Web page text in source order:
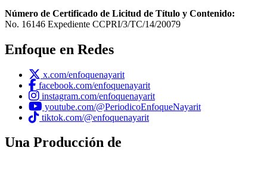
Número de Certificado de Licitud de Título y Contenido:
No. 16146 Expediente CCPRI/3/TC/14/20079
Enfoque en Redes
x.com/enfoquenayarit
facebook.com/enfoquenayarit
instagram.com/enfoquenayarit
youtube.com/@PeriodicoEnfoqueNayarit
tiktok.com/@enfoquenayarit
Una Producción de